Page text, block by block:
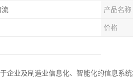
流 产品名称
价格
企业及制造业信息化、智能化的信息系